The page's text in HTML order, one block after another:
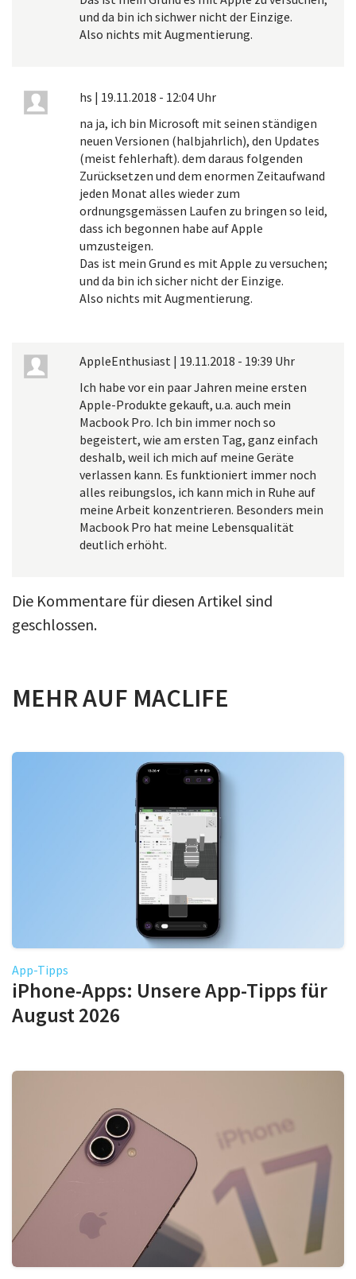
und da bin ich sichwer nicht der Einzige.
Also nichts mit Augmentierung.
hs | 19.11.2018 - 12:04 Uhr
na ja, ich bin Microsoft mit seinen ständigen
neuen Versionen (halbjahrlich), den Updates
(meist fehlerhaft). dem daraus folgenden
Zurücksetzen und dem enormen Zeitaufwand
jeden Monat alles wieder zum
ordnungsgemässen Laufen zu bringen so leid,
dass ich begonnen habe auf Apple
umzusteigen.
Das ist mein Grund es mit Apple zu versuchen;
und da bin ich sicher nicht der Einzige.
Also nichts mit Augmentierung.
AppleEnthusiast | 19.11.2018 - 19:39 Uhr
Ich habe vor ein paar Jahren meine ersten
Apple-Produkte gekauft, u.a. auch mein
Macbook Pro. Ich bin immer noch so
begeistert, wie am ersten Tag, ganz einfach
deshalb, weil ich mich auf meine Geräte
verlassen kann. Es funktioniert immer noch
alles reibungslos, ich kann mich in Ruhe auf
meine Arbeit konzentrieren. Besonders mein
Macbook Pro hat meine Lebensqualität
deutlich erhöht.
Die Kommentare für diesen Artikel sind
geschlossen.
MEHR AUF MACLIFE
App-Tipps
iPhone-Apps: Unsere App-Tipps für
August 2026